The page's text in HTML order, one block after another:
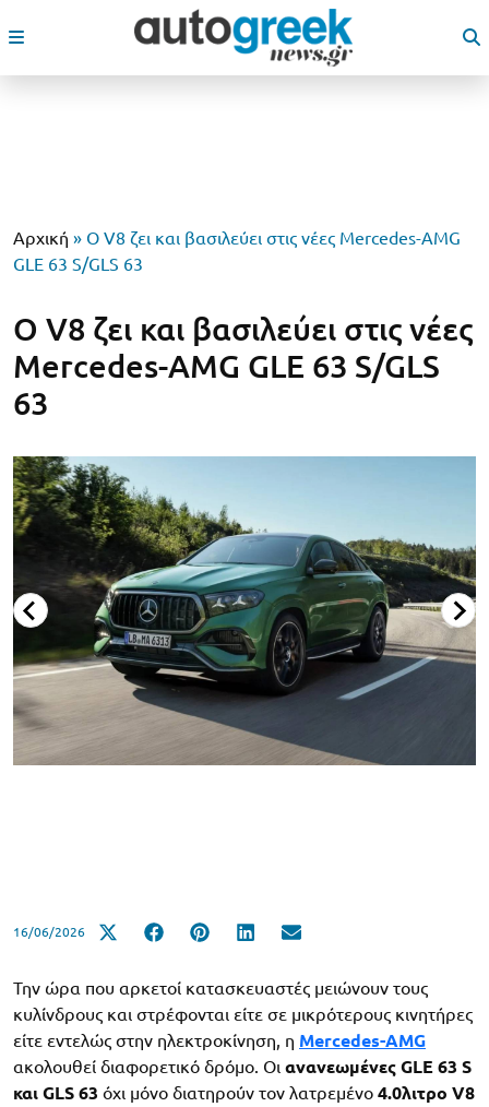
Αρχική » O V8 ζει και βασιλεύει στις νέες Mercedes-AMG
GLE 63 S/GLS 63
O V8 ζει και βασιλεύει στις νέες
Mercedes-AMG GLE 63 S/GLS
63
16/06/2026
Την ώρα που αρκετοί κατασκευαστές μειώνουν τους
κυλίνδρους και στρέφονται είτε σε μικρότερους κινητήρες
είτε εντελώς στην ηλεκτροκίνηση, η Mercedes-AMG
ακολουθεί διαφορετικό δρόμο. Οι ανανεωμένες GLE 63 S
και GLS 63 όχι μόνο διατηρούν τον λατρεμένο 4.0λιτρο V8